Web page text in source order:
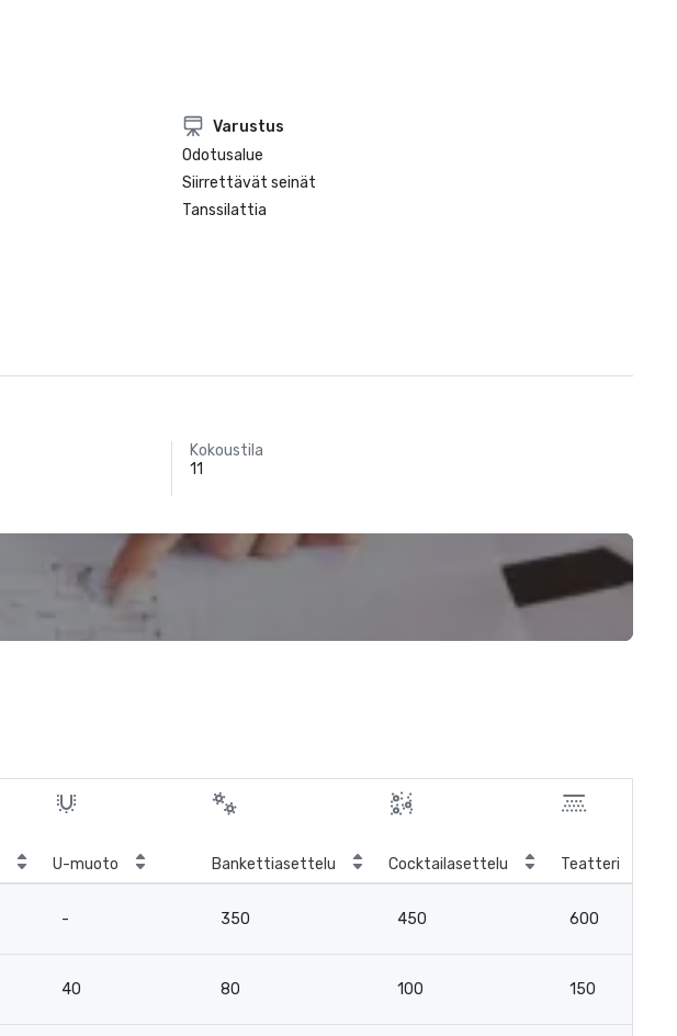
Varustus
Odotusalue
Siirrettävät seinät
Tanssilattia
Kokoustila
11
U-muoto Bankettiasettelu Cocktailasettelu Teatteri
- 350 450 600
40 80 100 150